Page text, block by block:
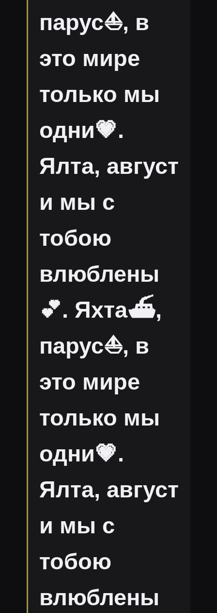
парус⛵, в
это мире
только мы
одни💗.
Ялта, август
и мы с
тобою
влюблены
💕. Яхта⛴,
парус⛵, в
это мире
только мы
одни💗.
Ялта, август
и мы с
тобою
влюблены